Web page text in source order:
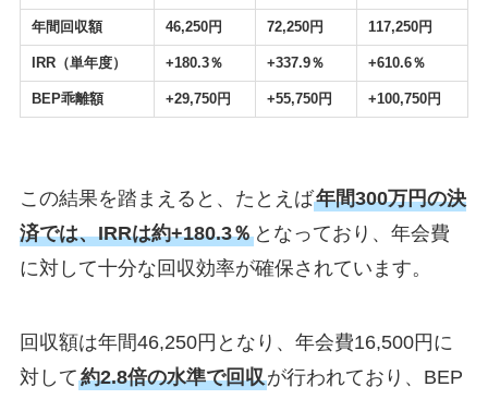
年間回収額 46,250円 72,250円 117,250円
IRR（単年度） +180.3％ +337.9％ +610.6％
BEP乖離額 +29,750円 +55,750円 +100,750円
この結果を踏まえると、たとえば年間300万円の決
済では、IRRは約+180.3％となっており、年会費
に対して十分な回収効率が確保されています。
回収額は年間46,250円となり、年会費16,500円に
対して約2.8倍の水準で回収が行われており、BEP